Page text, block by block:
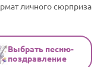
личного сюрприза
Выбрать песню-
поздравление